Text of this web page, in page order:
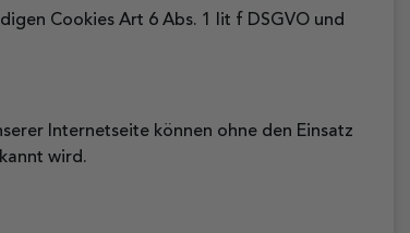
Cookies Art 6 Abs. 1 lit f DSGVO und
Internetseite können ohne den Einsatz
wird.